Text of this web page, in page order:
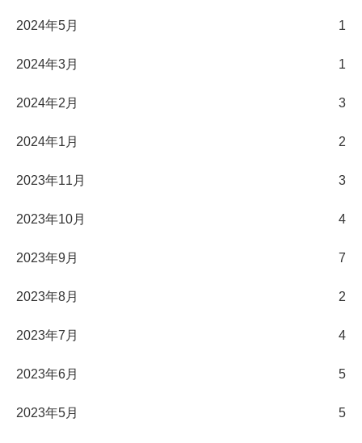
2024年5月 1
2024年3月 1
2024年2月 3
2024年1月 2
2023年11月 3
2023年10月 4
2023年9月 7
2023年8月 2
2023年7月 4
2023年6月 5
2023年5月 5